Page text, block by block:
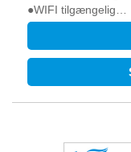
●WIFI tilgængelig
●24 timers
●Arbejdsstøj<45dB
●Kørespændingen